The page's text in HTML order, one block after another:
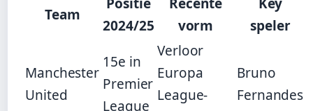
Team
2024/25
vorm
speler
Manchester
United
15e in
Premier
League
Verloor
Europa
League-
Bruno
Fernandes